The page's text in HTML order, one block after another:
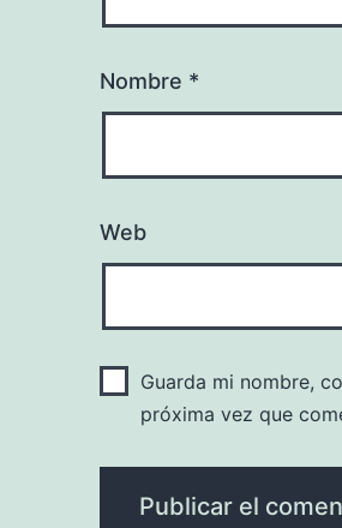
Nombre *
Web
Guarda mi nombre,
próxima vez que